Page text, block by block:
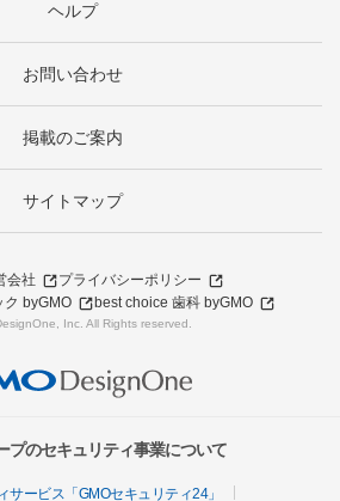
ヘルプ
お問い合わせ
掲載のご案内
サイトマップ
会社
プライバシーポリシー
ク byGMO
best choice 歯科 byGMO
Inc. All Rights reserved.
プのセキュリティ事業について
ービス「GMOセキュリティ24」